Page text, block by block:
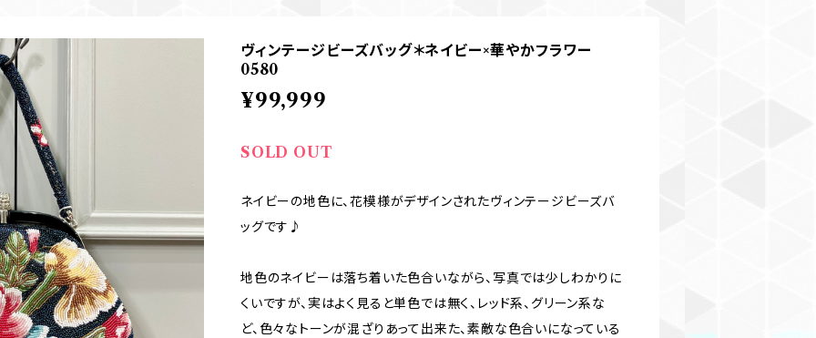
ヴィンテージビーズバッグ＊ネイビー×華やかフラワー
0580
¥99,999
SOLD OUT
ネイビーの地色に、花模様がデザインされたヴィンテージビーズバ
ッグです♪
地色のネイビーは落ち着いた色合いながら、写真では少しわかりに
くいですが、実はよく見ると単色では無く、レッド系、グリーン系な
ど、色々なトーンが混ざりあって出来た、素敵な色合いになっている